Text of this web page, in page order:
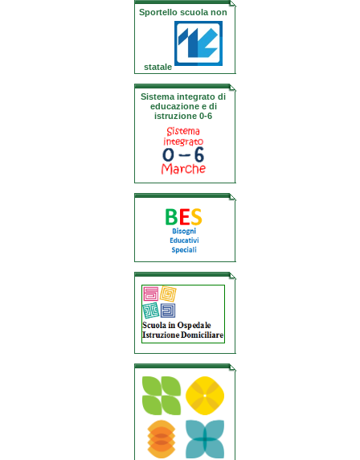
Sportello scuola non
statale
Sistema integrato di
educazione e di
istruzione 0-6